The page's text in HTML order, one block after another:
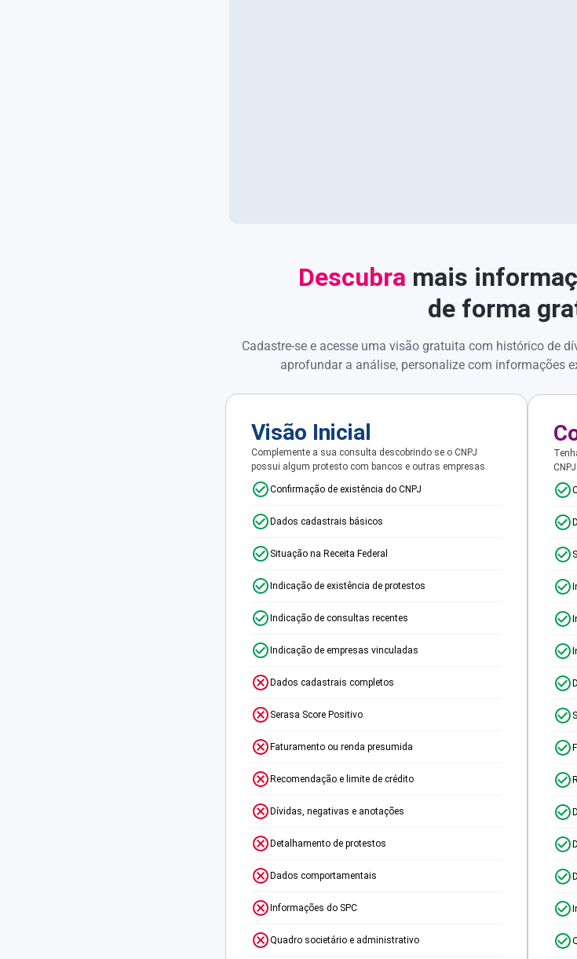
Descubra mais
de forma
Cadastre-se e acesse uma visão gratuita com histórico de
aprofundar a análise, personalize com informações
Visão Inicial
Complemente a sua consulta descobrindo se o CNPJ
possui algum protesto com bancos e outras empresas.
Confirmação de existência do CNPJ
Dados cadastrais básicos
Situação na Receita Federal
Indicação de existência de protestos
Indicação de consultas recentes
Indicação de empresas vinculadas
Dados cadastrais completos
Serasa Score Positivo
Faturamento ou renda presumida
Recomendação e limite de crédito
Dívidas, negativas e anotações
Detalhamento de protestos
Dados comportamentais
Informações do SPC
Quadro societário e administrativo